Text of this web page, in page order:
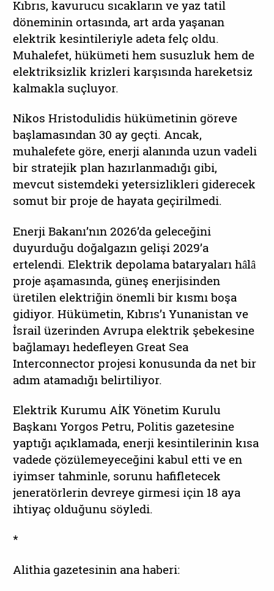
Kıbrıs, kavurucu sıcakların ve yaz tatil
döneminin ortasında, art arda yaşanan
elektrik kesintileriyle adeta felç oldu.
Muhalefet, hükümeti hem susuzluk hem de
elektriksizlik krizleri karşısında hareketsiz
kalmakla suçluyor.
Nikos Hristodulidis hükümetinin göreve
başlamasından 30 ay geçti. Ancak,
muhalefete göre, enerji alanında uzun vadeli
bir stratejik plan hazırlanmadığı gibi,
mevcut sistemdeki yetersizlikleri giderecek
somut bir proje de hayata geçirilmedi.
Enerji Bakanı’nın 2026’da geleceğini
duyurduğu doğalgazın gelişi 2029’a
ertelendi. Elektrik depolama bataryaları hâlâ
proje aşamasında, güneş enerjisinden
üretilen elektriğin önemli bir kısmı boşa
gidiyor. Hükümetin, Kıbrıs’ı Yunanistan ve
İsrail üzerinden Avrupa elektrik şebekesine
bağlamayı hedefleyen Great Sea
Interconnector projesi konusunda da net bir
adım atamadığı belirtiliyor.
Elektrik Kurumu AİK Yönetim Kurulu
Başkanı Yorgos Petru, Politis gazetesine
yaptığı açıklamada, enerji kesintilerinin kısa
vadede çözülemeyeceğini kabul etti ve en
iyimser tahminle, sorunu hafifletecek
jeneratörlerin devreye girmesi için 18 aya
ihtiyaç olduğunu söyledi.
*
Alithia gazetesinin ana haberi: